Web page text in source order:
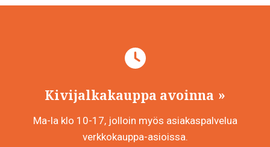
Kivijalkakauppa avoinna
Ma-la klo 10-17, jolloin myös asiakaspalvelua
verkkokauppa-asioissa.